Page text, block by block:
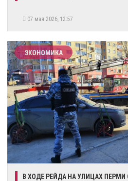
07 мая 2026, 12:57
ЭКОНОМИКА
В ХОДЕ РЕЙДА НА УЛИЦАХ